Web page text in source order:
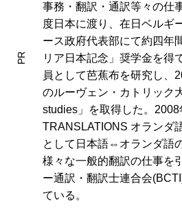
PR
事務・翻訳・通訳等々の仕
度日本に渡り、在日ベルギ
ース政府代表部にて約四年
リア日本記念」奨学金を得
員として芭蕉布を研究し、
のルーヴェン・カトリック
studies」を取得した。
TRANSLATIONS オランダ
として日本語⇔オランダ語
様々な一般的翻訳の仕事を
ー通訳・翻訳士連合会
ている。